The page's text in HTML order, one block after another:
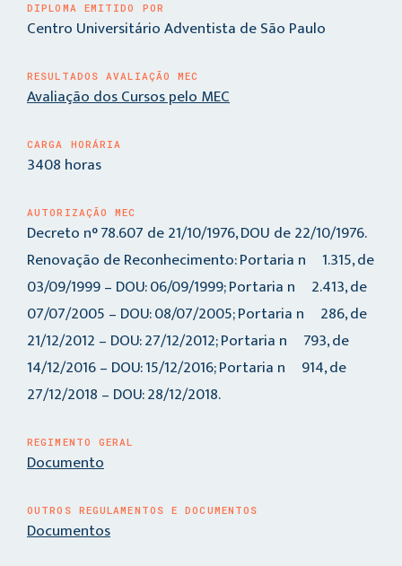
DIPLOMA EMITIDO POR
Centro Universitário Adventista de São Paulo
RESULTADOS AVALIAÇÃO MEC
Avaliação dos Cursos pelo MEC
CARGA HORÁRIA
3408 horas
AUTORIZAÇÃO MEC
Decreto n° 78.607 de 21/10/1976, DOU de 22/10/1976.
Renovação de Reconhecimento: Portaria nº 1.315, de
03/09/1999 – DOU: 06/09/1999; Portaria nº 2.413, de
07/07/2005 – DOU: 08/07/2005; Portaria nº 286, de
21/12/2012 – DOU: 27/12/2012; Portaria nº 793, de
14/12/2016 – DOU: 15/12/2016; Portaria nº 914, de
27/12/2018 – DOU: 28/12/2018.
REGIMENTO GERAL
Documento
OUTROS REGULAMENTOS E DOCUMENTOS
Documentos